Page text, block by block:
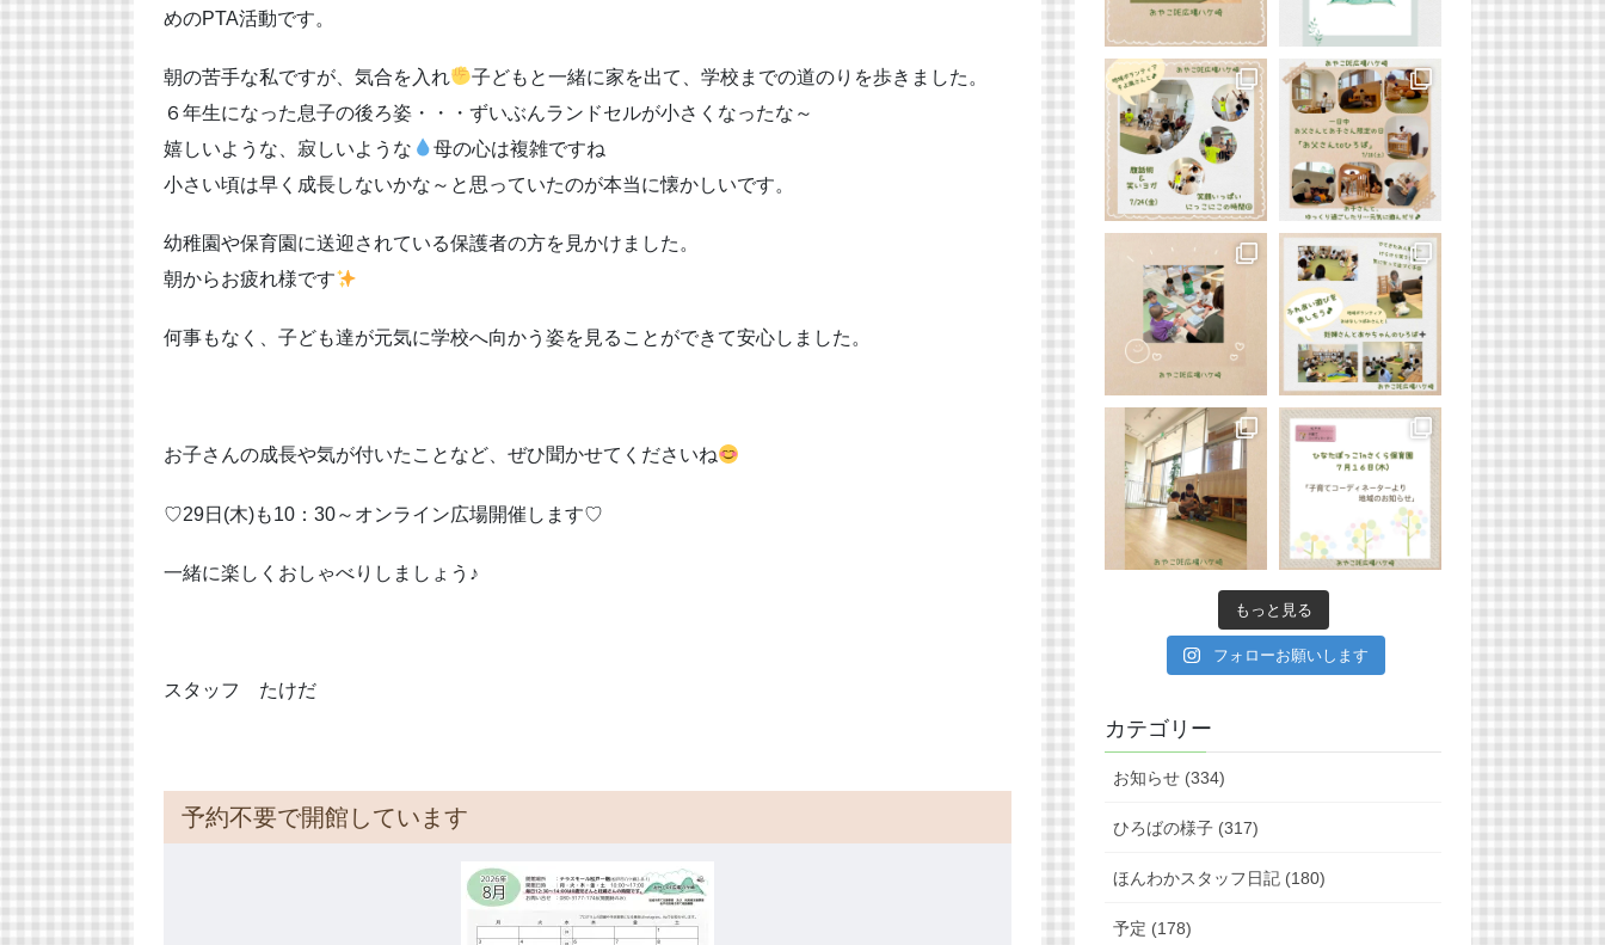
めのPTA活動です。
朝の苦手な私ですが、気合を入れ
子どもと一緒に家を出て、学校までの道のりを歩きました。
６年生になった息子の後ろ姿・・・ずいぶんランドセルが小さくなったな～
嬉しいような、寂しいような
母の心は複雑ですね
小さい頃は早く成長しないかな～と思っていたのが本当に懐かしいです。
幼稚園や保育園に送迎されている保護者の方を見かけました。
朝からお疲れ様です
何事もなく、子ども達が元気に学校へ向かう姿を見ることができて安心しました。
お子さんの成長や気が付いたことなど、ぜひ聞かせてくださいね
♡29日(木)も10：30～オンライン広場開催します♡
一緒に楽しくおしゃべりしましょう♪
スタッフ たけだ
予約不要で開館しています
もっと見る
フォローお願いします
カテゴリー
お知らせ (334)
ひろばの様子 (317)
ほんわかスタッフ日記 (180)
予定 (178)